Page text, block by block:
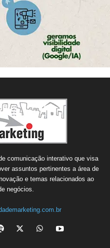
comunicação interativo que visa
assuntos pertinentes a área de
e temas relacionados ao
negócios.